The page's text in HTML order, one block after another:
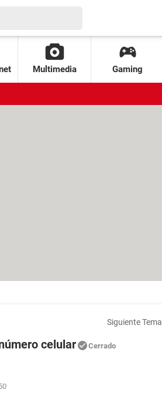
Multimedia Gaming
Siguiente Tema
celular Cerrado